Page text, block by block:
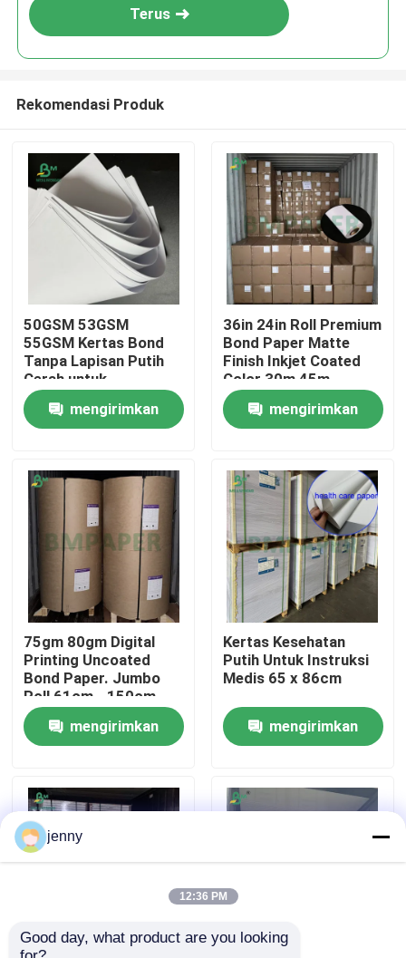
Rumah
Produk
Tentang kita
Wisata pabrik
Kontrol kualitas
Hubungi kami
Semua Kasus
Kertas NCR tanpa karbon
Terus
Rekomendasi Produk
50GSM 53GSM
55GSM Kertas Bond
Tanpa Lapisan Putih
Cerah untuk
Pencetakan Notebook
mengirimkan
36in 24in Roll Premium
Bond Paper Matte
Finish Inkjet Coated
Color 30m 45m
Panjang
mengirimkan
75gm 80gm Digital
Printing Uncoated
Bond Paper. Jumbo
Roll 61cm - 150cm
Lebar
mengirimkan
Kertas Kesehatan
Putih Untuk Instruksi
Medis 65 x 86cm
mengirimkan
jenny
12:36 PM
Good day, what product are you looking